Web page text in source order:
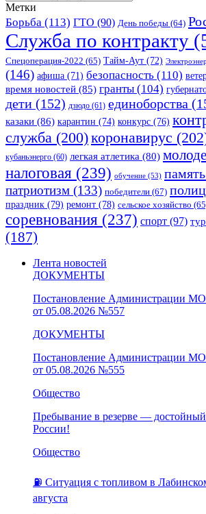
Метки
Борьба (113) ГТО (90) День победы (64)
Служба по контракту
Спецоперация-2022 (65) Тайм-Аут (72)
(146) афиша (71) безопасность (110)
время новостей (85) гранты (104)
дети (152) дзюдо (61) единоборства
казаки (86) карантин (74) конкурс (76)
служба (200)коронавирус
кубаньэнерго (60) легкая атлетика (80)
налоговая (239) обучение (53) память
патриотизм (133) победители (67)
праздник (79) ремонт (78) сельское хозяйство
соревнования (237) спорт (97)
(187)
Лента новостей
ДОКУМЕНТЫ
Постановление Администрации
от 05.08.2026 №557
ДОКУМЕНТЫ
Постановление Администрации
от 05.08.2026 №555
Общество
Пребывание в резерве —
России!
Общество
⛽️ Ситуация с топливом в
августа